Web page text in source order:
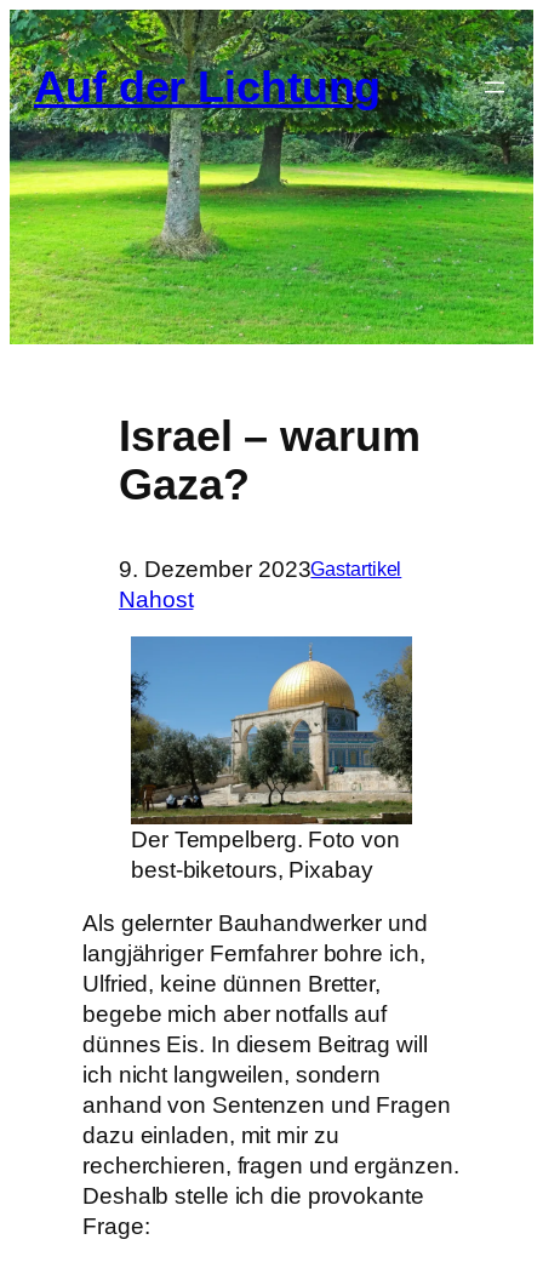
Zum
Inhalt
springen
Auf der Lichtung
Israel – warum
Gaza?
9. Dezember 2023Gastartikel
Nahost
Der Tempelberg. Foto von
best-biketours, Pixabay
Als gelernter Bauhandwerker und
langjähriger Fernfahrer bohre ich,
Ulfried, keine dünnen Bretter,
begebe mich aber notfalls auf
dünnes Eis. In diesem Beitrag will
ich nicht langweilen, sondern
anhand von Sentenzen und Fragen
dazu einladen, mit mir zu
recherchieren, fragen und ergänzen.
Deshalb stelle ich die provokante
Frage: